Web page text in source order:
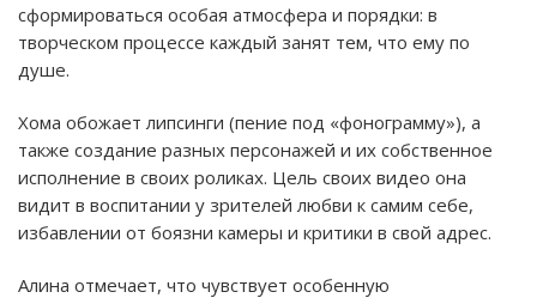
сформироваться особая атмосфера и порядки: в
творческом процессе каждый занят тем, что ему по
душе.
Хома обожает липсинги (пение под «фонограмму»), а
также создание разных персонажей и их собственное
исполнение в своих роликах. Цель своих видео она
видит в воспитании у зрителей любви к самим себе,
избавлении от боязни камеры и критики в свой адрес.
Алина отмечает, что чувствует особенную